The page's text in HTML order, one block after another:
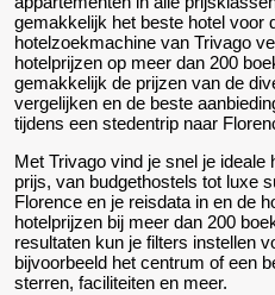
gemakkelijk het beste hotel voor
hotelzoekmachine van Trivago
hotelprijzen op meer dan 200
gemakkelijk de prijzen van de
vergelijken en de beste
tijdens een stedentrip naar
Met Trivago vind je snel je
prijs, van budgethostels tot luxe
Florence en je reisdata in en de
hotelprijzen bij meer dan 200
resultaten kun je filters instellen
bijvoorbeeld het centrum of een
sterren, faciliteiten en meer.